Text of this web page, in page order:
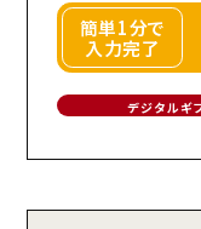
簡単1分で
入力完了
デジタルギ